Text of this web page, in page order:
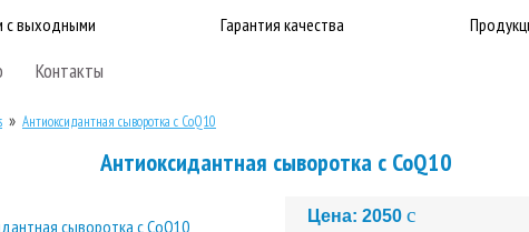
Контакты
с выходными Гарантия качества
» Антиоксидантная сыворотка с CoQ10
Антиоксидантная сыворотка с CoQ10
Цена: 2050 c